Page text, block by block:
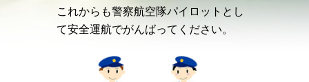
これからも警察航空隊パイロットとし
て安全運航でがんばってください。